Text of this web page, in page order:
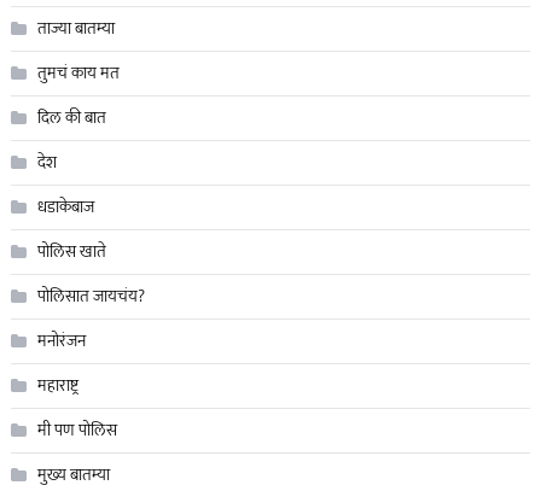
ताज्या बातम्या
तुमचं काय मत
दिल की बात
देश
धडाकेबाज
पोलिस खाते
पोलिसात जायचंय?
मनोरंजन
महाराष्ट्र
मी पण पोलिस
मुख्य बातम्या